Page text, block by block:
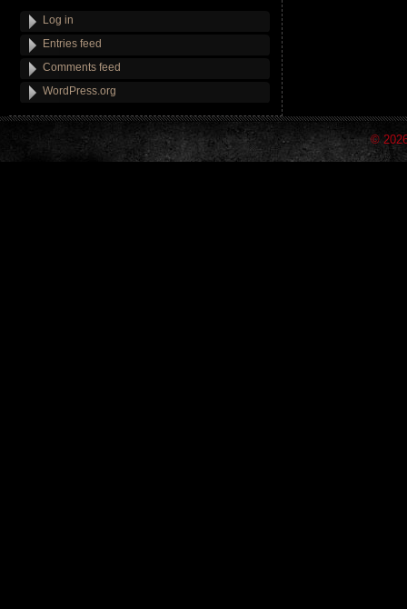
Log in
Entries feed
Comments feed
WordPress.org
©